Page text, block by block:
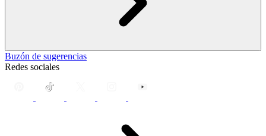
Buzón de sugerencias
Redes sociales